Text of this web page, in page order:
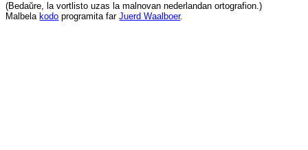
(Bedaŭre, la vortlisto uzas la malnovan nederlandan ortografion.)
Malbela kodo programita far Juerd Waalboer.